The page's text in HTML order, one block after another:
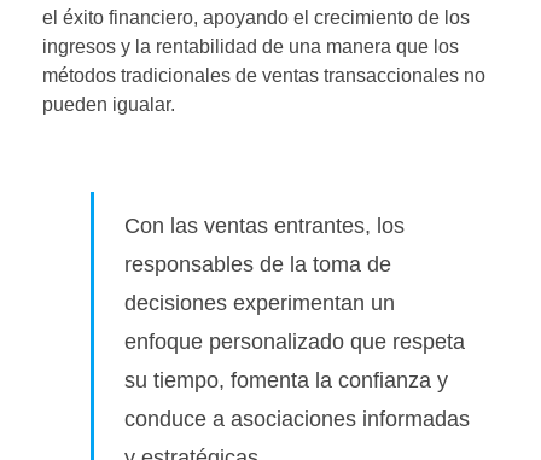
el éxito financiero, apoyando el crecimiento de los
ingresos y la rentabilidad de una manera que los
métodos tradicionales de ventas transaccionales no
pueden igualar.
Con las ventas entrantes, los
responsables de la toma de
decisiones experimentan un
enfoque personalizado que respeta
su tiempo, fomenta la confianza y
conduce a asociaciones informadas